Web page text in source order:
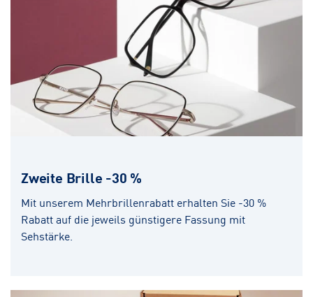
Zweite Brille -30 %
Mit unserem Mehrbrillenrabatt erhalten Sie -30 %
Rabatt auf die jeweils günstigere Fassung mit
Sehstärke.